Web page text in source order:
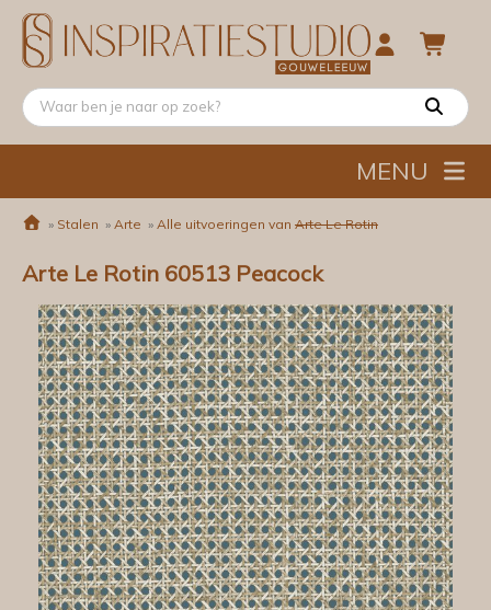
MENU
» Stalen » Arte » Alle uitvoeringen van Arte Le Rotin
Arte Le Rotin 60513 Peacock